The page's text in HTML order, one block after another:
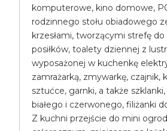
komputerowe, kino domowe,
rodzinnego stołu obiadowego
krzesłami, tworzącymi strefę
posiłków, toalety dziennej z
wyposażonej w kuchenkę
zamrażarką, zmywarkę, czajnik,
sztućce, garnki, a także
białego i czerwonego, filiżanki
Z kuchni przejście do mini